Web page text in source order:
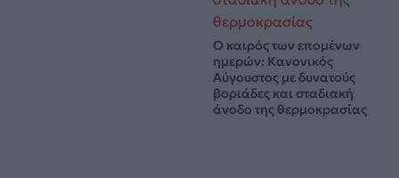
Ο καιρός των επομένων
ημερών: Κανονικός
Αύγουστος με δυνατούς
βοριάδες και σταδιακή
άνοδο της θερμοκρασίας